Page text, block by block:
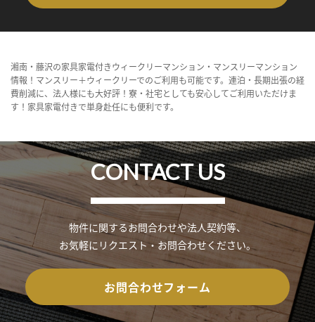
湘南・藤沢の家具家電付きウィークリーマンション・マンスリーマンション
情報！マンスリー＋ウィークリーでのご利用も可能です。連泊・長期出張の経
費削減に、法人様にも大好評！寮・社宅としても安心してご利用いただけま
す！家具家電付きで単身赴任にも便利です。
CONTACT US
物件に関するお問合わせや法人契約等、
お気軽にリクエスト・お問合わせください。
お問合わせフォーム